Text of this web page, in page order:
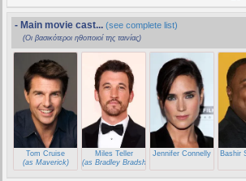
- Main movie cast... (see complete list)
(Οι βασικότεροι ηθοποιοί της ταινίας)
Tom Cruise
(as Maverick)
Miles Teller
(as Bradley Bradshaw)
Jennifer Connelly Bashir